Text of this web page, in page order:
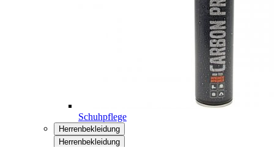
Schuhpflege
Herrenbekleidung
Herrenbekleidung